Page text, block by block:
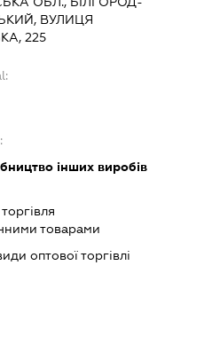
ВУЛИЦЯ
225
інших виробів
товарами
оптової торгівлі